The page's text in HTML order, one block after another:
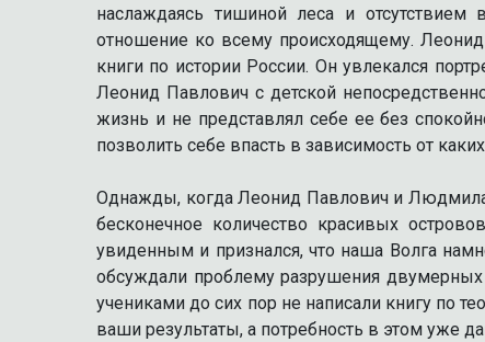
наслаждаясь тишиной леса и
отношение ко всему происходящему.
книги по истории России. Он увлекался
Леонид Павлович с детской
жизнь и не представлял себе ее без
позволить себе впасть в зависимость от
Однажды, когда Леонид Павлович и Людмила
бесконечное количество красивых
увиденным и признался, что наша Волга
обсуждали проблему разрушения
учениками до сих пор не написали книгу по
ваши результаты, а потребность в этом уже